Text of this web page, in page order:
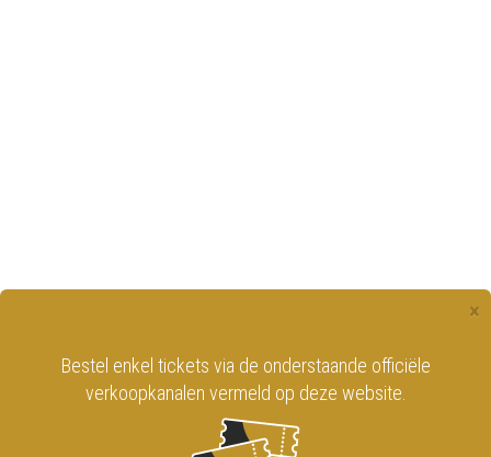
×
Bestel enkel tickets via de onderstaande officiële
verkoopkanalen vermeld op deze website.